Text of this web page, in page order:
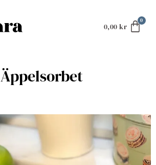
0,00 kr
Äppelsorbet